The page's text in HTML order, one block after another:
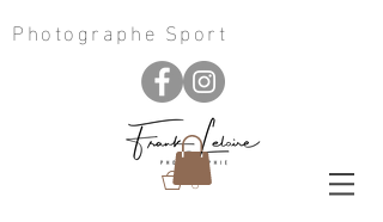
Photographe Sport
0